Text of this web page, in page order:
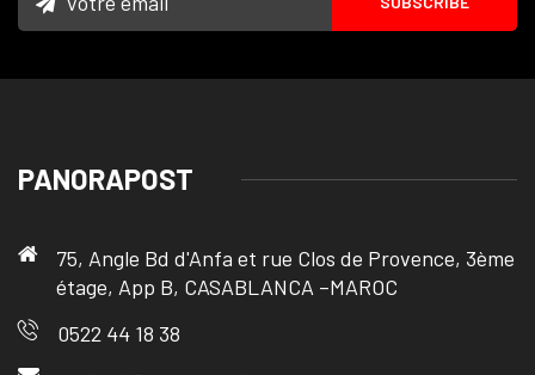
PANORAPOST
75, Angle Bd d'Anfa et rue Clos de Provence, 3ème
étage, App B, CASABLANCA –MAROC
0522 44 18 38